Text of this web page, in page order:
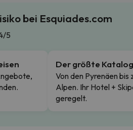
bei Esquiades.com
5
Der größte Katalog
Von den Pyrenäen bis
Alpen. Ihr Hotel +
geregelt.